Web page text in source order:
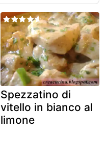
Spezzatino di
vitello in bianco al
limone